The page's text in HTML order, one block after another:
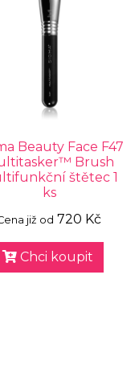
Beauty Face F47
Brush
štětec 1
ks
již od 720 Kč
Chci koupit